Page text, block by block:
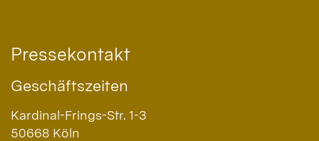
Pressekontakt
Geschäftszeiten
Kardinal-Frings-Str. 1-3
50668 Köln